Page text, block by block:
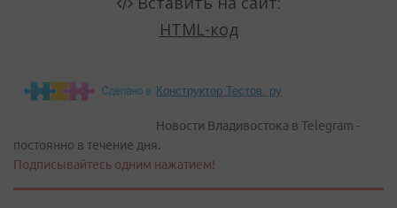
Конструктор Тестов. ру
Новости Владивостока в Telegram -
постоянно в течение дня.
Подписывайтесь одним нажатием!